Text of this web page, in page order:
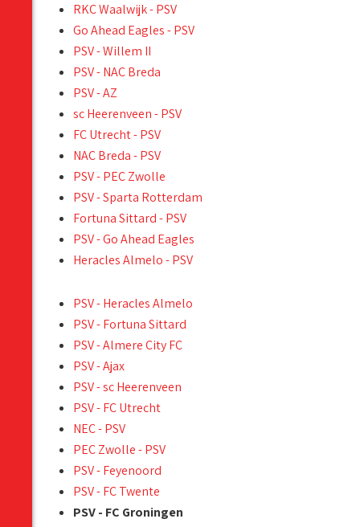
RKC Waalwijk - PSV
Go Ahead Eagles - PSV
PSV - Willem II
PSV - NAC Breda
PSV - AZ
sc Heerenveen - PSV
FC Utrecht - PSV
NAC Breda - PSV
PSV - PEC Zwolle
PSV - Sparta Rotterdam
Fortuna Sittard - PSV
PSV - Go Ahead Eagles
Heracles Almelo - PSV
PSV - Heracles Almelo
PSV - Fortuna Sittard
PSV - Almere City FC
PSV - Ajax
PSV - sc Heerenveen
PSV - FC Utrecht
NEC - PSV
PEC Zwolle - PSV
PSV - Feyenoord
PSV - FC Twente
PSV - FC Groningen